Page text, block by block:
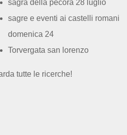
sagra della pecora 28 luglio
sagre e eventi ai castelli romani
domenica 24
Torvergata san lorenzo
tutte le ricerche!